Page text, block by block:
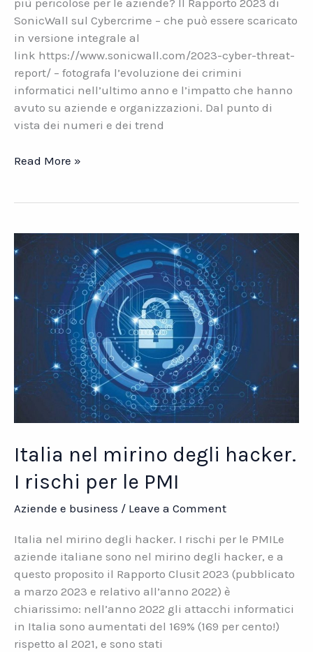
più pericolose per le aziende? Il Rapporto 2023 di
SonicWall sul Cybercrime – che può essere scaricato
in versione integrale al
link https://www.sonicwall.com/2023-cyber-threat-
report/ – fotografa l’evoluzione dei crimini
informatici nell’ultimo anno e l’impatto che hanno
avuto su aziende e organizzazioni. Dal punto di
vista dei numeri e dei trend
Cybercrime
sono
minacce
più
pericolose
aziende?
Read More »
Italia nel mirino degli hacker.
I rischi per le PMI
Aziende e business / Leave a Comment
Italia nel mirino degli hacker. I rischi per le PMILe
aziende italiane sono nel mirino degli hacker, e a
questo proposito il Rapporto Clusit 2023 (pubblicato
a marzo 2023 e relativo all’anno 2022) è
chiarissimo: nell’anno 2022 gli attacchi informatici
in Italia sono aumentati del 169% (169 per cento!)
rispetto al 2021, e sono stati